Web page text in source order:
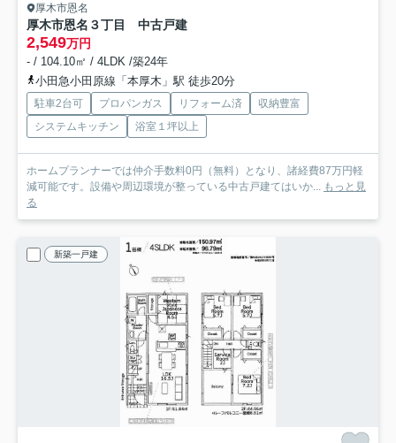
厚木市恩名
厚木市恩名３丁目 中古戸建
2,549万円
- / 104.10㎡ / 4LDK /築24年
小田急小田原線「本厚木」駅 徒歩20分
駐車2台可 プロパンガス リフォーム済
収納豊富
システムキッチン
浴室１坪以上
ホームプランナーでは仲介手数料0円（無料）となり、諸経費87万円軽
減可能です。設備や周辺環境が整っている中古戸建てはいか...
もっと見
る
新築一戸建